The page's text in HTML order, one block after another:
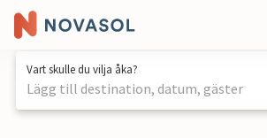
Vart skulle du vilja åka?
Lägg till destination, datum, gäster
1 / 26